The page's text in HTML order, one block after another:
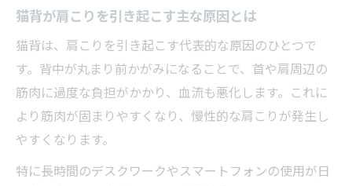
姿勢矯正で肩こりも楽になる方法を徹底解説
猫背矯正が肩こり緩和に与える効果とは
姿勢矯正で猫背が改善するメカニズムを紹
介
猫背を正すために意識すべき日常の習慣
猫背矯正の専門的アプローチとその流れ
肩こり軽減のための猫背矯正セルフケア法
猫背が肩こりを引き起こす主な原因とは
猫背は、肩こりを引き起こす代表的な原因のひとつで
す。背中が丸まり前かがみになることで、首や肩周辺の
筋肉に過度な負担がかかり、血流も悪化します。これに
より筋肉が固まりやすくなり、慢性的な肩こりが発生し
やすくなります。
特に長時間のデスクワークやスマートフォンの使用が日